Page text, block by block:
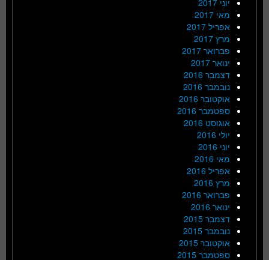
מאי 2017
אפריל 2017
מרץ 2017
פברואר 2017
ינואר 2017
דצמבר 2016
נובמבר 2016
אוקטובר 2016
ספטמבר 2016
אוגוסט 2016
יולי 2016
יוני 2016
מאי 2016
אפריל 2016
מרץ 2016
פברואר 2016
ינואר 2016
דצמבר 2015
נובמבר 2015
אוקטובר 2015
ספטמבר 2015